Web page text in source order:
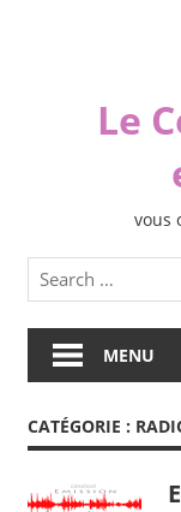
Le
vous
MENU
CATÉGORIE :